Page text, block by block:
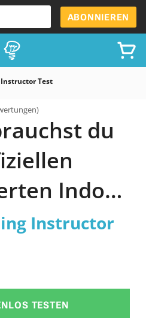
ABONNIEREN
Test
du
Indoor
2026?
Instructor
TESTEN